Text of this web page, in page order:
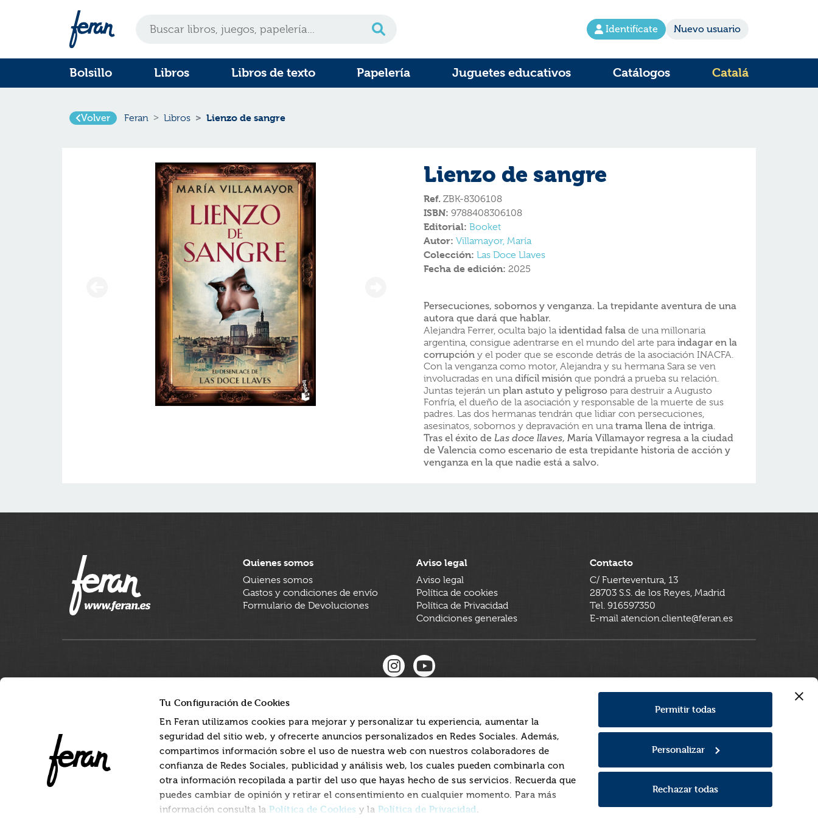
Tu Configuración de Cookies
En Feran utilizamos cookies para mejorar y personalizar tu experiencia, aumentar la
seguridad del sitio web, y ofrecerte anuncios personalizados en Redes Sociales. Además,
compartimos información sobre el uso de nuestra web con nuestros colaboradores de
confianza de Redes Sociales, publicidad y análisis web, los cuales pueden combinarla con
otra información recopilada a partir del uso que hayas hecho de sus servicios. Recuerda que
puedes cambiar de opinión y retirar el consentimiento en cualquier momento. Para más
información consulta laPolítica de Cookies y la Política de Privacidad.
Permitir todas
Personalizar
Rechazar todas
Identifícate Nuevo usuario
Bolsillo Libros Libros de texto Papelería Juguetes educativos Catálogos Catalá
Volver Feran Libros Lienzo de sangre
Lienzo de sangre
Ref. ZBK-8306108
ISBN: 9788408306108
Editorial: Booket
Autor: Villamayor, María
Colección: Las Doce Llaves
Fecha de edición: 2025
Persecuciones, sobornos y venganza. La trepidante aventura de una
autora que dará que hablar.
Alejandra Ferrer, oculta bajo la identidad falsa de una millonaria
argentina, consigue adentrarse en el mundo del arte para indagar en la
corrupción y el poder que se esconde detrás de la asociación INACFA.
Con la venganza como motor, Alejandra y su hermana Sara se ven
involucradas en una difícil misión que pondrá a prueba su relación.
Juntas tejerán un plan astuto y peligroso para destruir a Augusto
Fonfría, el dueño de la asociación y responsable de la muerte de sus
padres. Las dos hermanas tendrán que lidiar con persecuciones,
asesinatos, sobornos y depravación en una trama llena de intriga.
Tras el éxito de Las doce llaves, María Villamayor regresa a la ciudad
de Valencia como escenario de esta trepidante historia de acción y
venganza en la que nadie está a salvo.
Quienes somos
Quienes somos
Gastos y condiciones de envío
Formulario de Devoluciones
Aviso legal
Aviso legal
Política de cookies
Política de Privacidad
Condiciones generales
Contacto
C/ Fuerteventura, 13
28703 S.S. de los Reyes, Madrid
Tel. 916597350
E-mail atencion.cliente@feran.es